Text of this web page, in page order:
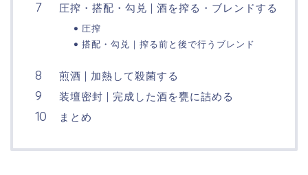
圧搾・搭配・勾兑 | 酒を搾る・ブレンドする
圧搾
搭配・勾兑 | 搾る前と後で行うブレンド
煎酒 | 加熱して殺菌する
装壇密封 | 完成した酒を甕に詰める
まとめ